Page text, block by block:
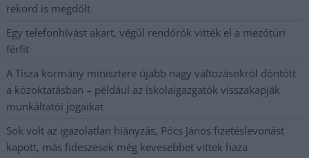
rekord is megdőlt
Egy telefonhívást akart, végül rendőrök vitték el a mezőtúri
férfit
A Tisza kormány minisztere újabb nagy változásokról döntött
a közoktatásban – például az iskolaigazgatók visszakapják
munkáltatói jogaikat
Sok volt az igazolatlan hiányzás, Pócs János fizetéslevonást
kapott, más fideszesek még kevesebbet vittek haza